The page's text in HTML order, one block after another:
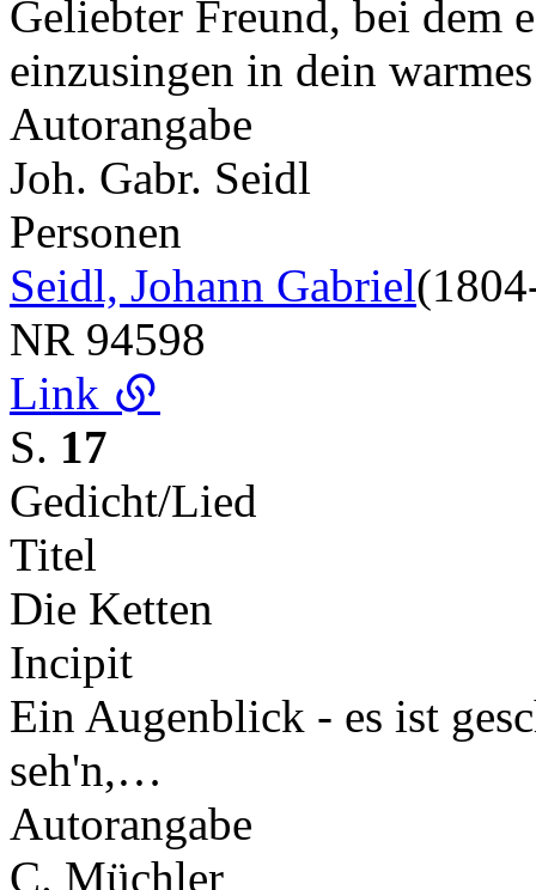
Geliebter Freund, bei dem
einzusingen in dein
Autorangabe
Joh. Gabr. Seidl
Personen
Seidl, Johann Gabriel
NR 94598
Link
S. 17
Gedicht/Lied
Titel
Die Ketten
Incipit
Ein Augenblick - es ist
seh'n,…
Autorangabe
C. Müchler